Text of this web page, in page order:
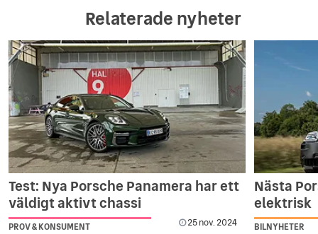
Relaterade nyheter
Test: Nya Porsche Panamera har ett
väldigt aktivt chassi
PROV & KONSUMENT 25 nov. 2024
Nästa
elektrisk
BILNYHETER